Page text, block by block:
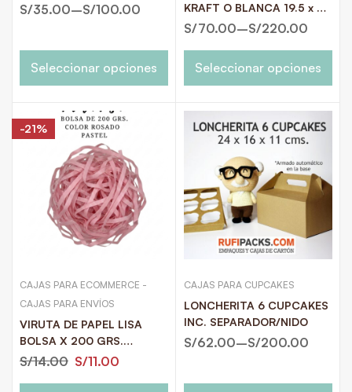
S/35.00–S/100.00
Seleccionar opciones
KRAFT O BLANCA 19.5 x 21
x 13 (base)
S/70.00–S/220.00
Seleccionar opciones
-21%
CAJAS PARA ECOMMERCE -
CAJAS PARA ENVÍOS
VIRUTA DE PAPEL LISA
BOLSA X 200 GRS.
COLORES NEUTROS Y
S/14.00 S/11.00
CAJAS PARA CUPCAKES
LONCHERITA 6 CUPCAKES
INC. SEPARADOR/NIDO
S/62.00–S/200.00